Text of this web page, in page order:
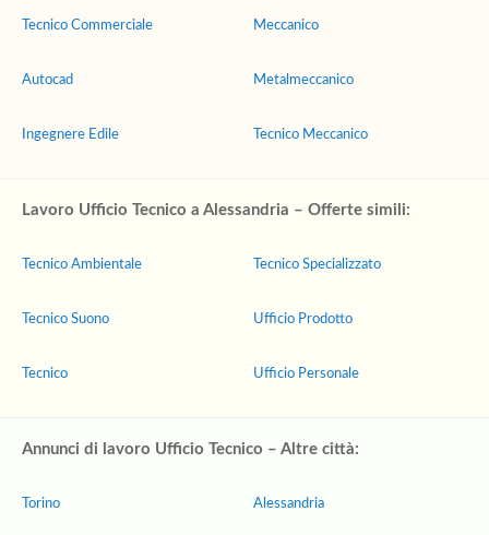
Tecnico Commerciale
Autocad
Ingegnere Edile
Meccanico
Metalmeccanico
Tecnico Meccanico
Lavoro Ufficio Tecnico a Alessandria – Offerte simili:
Tecnico Ambientale
Tecnico Suono
Tecnico
Tecnico Specializzato
Ufficio Prodotto
Ufficio Personale
Annunci di lavoro Ufficio Tecnico – Altre città:
Torino Alessandria